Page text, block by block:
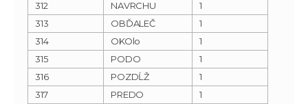
312
NAVRCHU
1
313
OBĎALEČ
1
314
OKOlo
1
315
PODO
1
316
POZDĹŽ
1
317
PREDO
1